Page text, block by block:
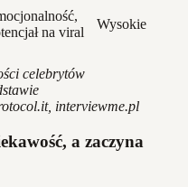
na viral
Wysokie
celebrytów
interviewme.pl
a zaczyna